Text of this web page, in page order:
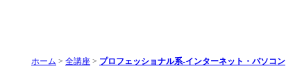
ホーム > 全講座 > プロフェッショナル系-インターネット・パソコン